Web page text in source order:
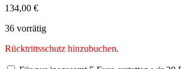
134,00 €
36 vorrätig
Rücktrittsschutz hinzubuchen.